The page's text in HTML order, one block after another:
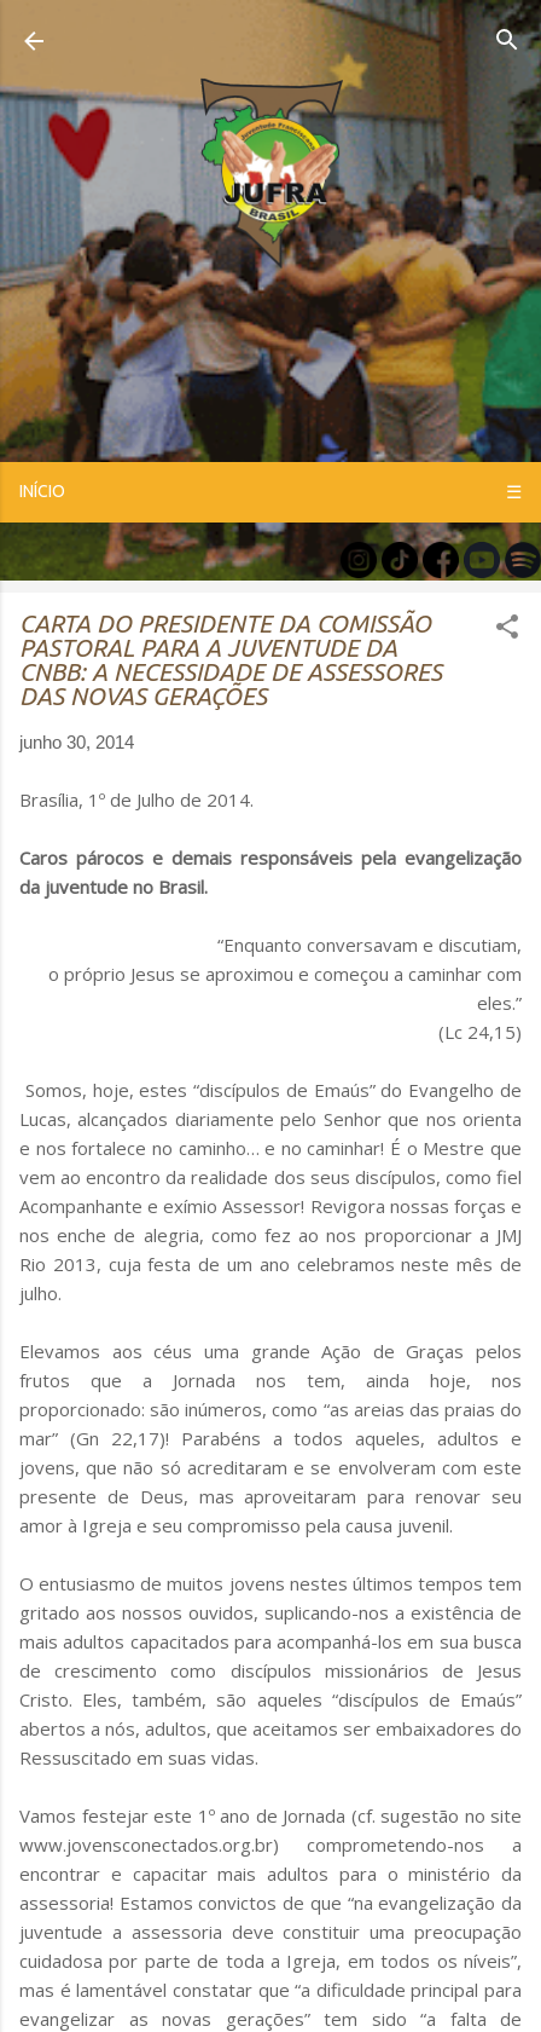
Pular para o conteúdo principal
INÍCIO ☰
CARTA DO PRESIDENTE DA COMISSÃO
PASTORAL PARA A JUVENTUDE DA
CNBB: A NECESSIDADE DE ASSESSORES
DAS NOVAS GERAÇÕES
junho 30, 2014
Brasília, 1º de Julho de 2014.
Caros párocos e demais responsáveis pela evangelização
da juventude no Brasil.
“Enquanto conversavam e discutiam,
o próprio Jesus se aproximou e começou a caminhar com
eles.”
(Lc 24,15)
Somos, hoje, estes “discípulos de Emaús” do Evangelho de
Lucas, alcançados diariamente pelo Senhor que nos orienta
e nos fortalece no caminho… e no caminhar! É o Mestre que
vem ao encontro da realidade dos seus discípulos, como fiel
Acompanhante e exímio Assessor! Revigora nossas forças e
nos enche de alegria, como fez ao nos proporcionar a JMJ
Rio 2013, cuja festa de um ano celebramos neste mês de
julho.
Elevamos aos céus uma grande Ação de Graças pelos
frutos que a Jornada nos tem, ainda hoje, nos
proporcionado: são inúmeros, como “as areias das praias do
mar” (Gn 22,17)! Parabéns a todos aqueles, adultos e
jovens, que não só acreditaram e se envolveram com este
presente de Deus, mas aproveitaram para renovar seu
amor à Igreja e seu compromisso pela causa juvenil.
O entusiasmo de muitos jovens nestes últimos tempos tem
gritado aos nossos ouvidos, suplicando-nos a existência de
mais adultos capacitados para acompanhá-los em sua busca
de crescimento como discípulos missionários de Jesus
Cristo. Eles, também, são aqueles “discípulos de Emaús”
abertos a nós, adultos, que aceitamos ser embaixadores do
Ressuscitado em suas vidas.
Vamos festejar este 1º ano de Jornada (cf. sugestão no site
www.jovensconectados.org.br) comprometendo-nos a
encontrar e capacitar mais adultos para o ministério da
assessoria! Estamos convictos de que “na evangelização da
juventude a assessoria deve constituir uma preocupação
cuidadosa por parte de toda a Igreja, em todos os níveis”,
mas é lamentável constatar que “a dificuldade principal para
evangelizar as novas gerações” tem sido “a falta de